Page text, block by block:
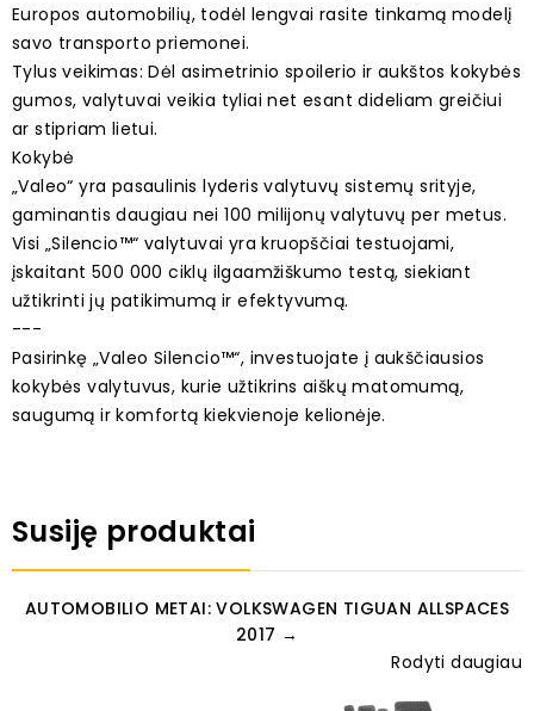
Europos automobilių, todėl lengvai rasite tinkamą modelį
savo transporto priemonei.
Tylus veikimas: Dėl asimetrinio spoilerio ir aukštos kokybės
gumos, valytuvai veikia tyliai net esant dideliam greičiui
ar stipriam lietui.
Kokybė
„Valeo“ yra pasaulinis lyderis valytuvų sistemų srityje,
gaminantis daugiau nei 100 milijonų valytuvų per metus.
Visi „Silencio™“ valytuvai yra kruopščiai testuojami,
įskaitant 500 000 ciklų ilgaamžiškumo testą, siekiant
užtikrinti jų patikimumą ir efektyvumą.
---
Pasirinkę „Valeo Silencio™“, investuojate į aukščiausios
kokybės valytuvus, kurie užtikrins aiškų matomumą,
saugumą ir komfortą kiekvienoje kelionėje.
Susiję produktai
AUTOMOBILIO METAI: VOLKSWAGEN TIGUAN ALLSPACES
2017 →
Rodyti daugiau